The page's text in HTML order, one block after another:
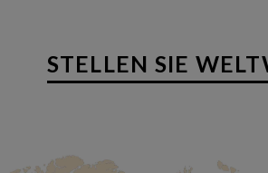
STELLEN SIE